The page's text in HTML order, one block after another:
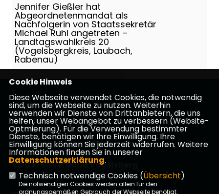
Jennifer Gießler hat
Abgeordnetenmandat als
Nachfolgerin von Staatssekretär
Michael Ruhl angetreten –
Landtagswahlkreis 20
(Vogelsbergkreis, Laubach,
Rabenau)
Mitglied des Hessischen Landtags
Impressum Datenschutz Kontakt
CDU Kreisverband Vogelsberg
Cookie Hinweis
Diese Webseite verwendet Cookies, die notwendig
sind, um die Webseite zu nutzen. Weiterhin
verwenden wir Dienste von Drittanbietern, die uns
helfen, unser Webangebot zu verbessern (Website-
Optmierung). Für die Verwendung bestimmter
Dienste, benötigen wir Ihre Einwilligung. Ihre
Einwilligung können Sie jederzeit widerrufen. Weitere
Informationen finden Sie in unserer
Datenschutzerklärung.
Technisch notwendige Cookies (Übersicht)
Die notwendigen Cookies werden allein für den
ordnungsgemäßen Gebrauch der Webseite benötigt.